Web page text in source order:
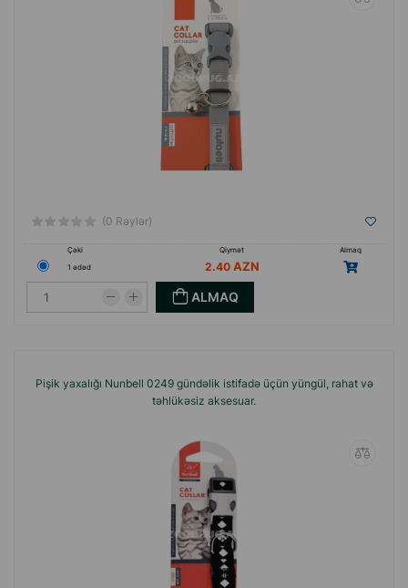
(0 Rəylər)
Çəki Qiymət
Almaq
1 ədəd
2.40
ALMAQ
Pişik yaxalığı Nunbell 0249 gündəlik istifadə üçün yüngül, rahat və
təhlükəsiz aksesuar.